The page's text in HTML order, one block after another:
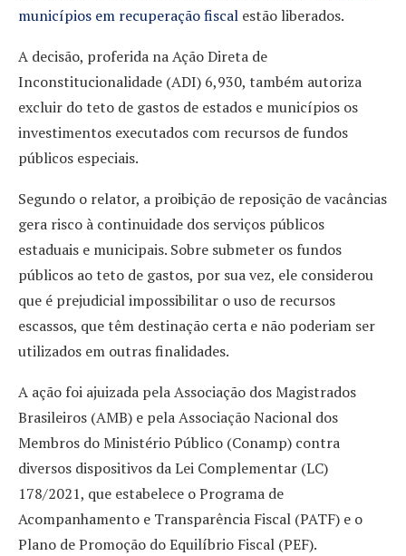
municípios em recuperação fiscal estão liberados.
A decisão, proferida na Ação Direta de
Inconstitucionalidade (ADI) 6,930, também autoriza
excluir do teto de gastos de estados e municípios os
investimentos executados com recursos de fundos
públicos especiais.
Segundo o relator, a proibição de reposição de vacâncias
gera risco à continuidade dos serviços públicos
estaduais e municipais. Sobre submeter os fundos
públicos ao teto de gastos, por sua vez, ele considerou
que é prejudicial impossibilitar o uso de recursos
escassos, que têm destinação certa e não poderiam ser
utilizados em outras finalidades.
A ação foi ajuizada pela Associação dos Magistrados
Brasileiros (AMB) e pela Associação Nacional dos
Membros do Ministério Público (Conamp) contra
diversos dispositivos da Lei Complementar (LC)
178/2021, que estabelece o Programa de
Acompanhamento e Transparência Fiscal (PATF) e o
Plano de Promoção do Equilíbrio Fiscal (PEF).